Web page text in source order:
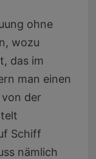
ohne
wozu
das im
man einen
der
Schiff
nämlich